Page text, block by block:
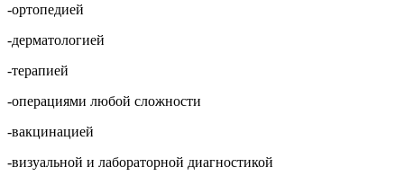
-ортопедией
-дерматологией
-терапией
-операциями любой сложности
-вакцинацией
-визуальной и лабораторной диагностикой